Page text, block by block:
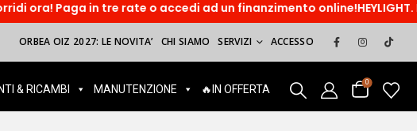
rate o accedi ad un finanzimento online!HEYLIGHT. Paga
ORBEA OIZ 2027: LE NOVITA’ CHI SIAMO SERVIZI ACCESSO
& RICAMBI MANUTENZIONE 🔥IN OFFERTA
0